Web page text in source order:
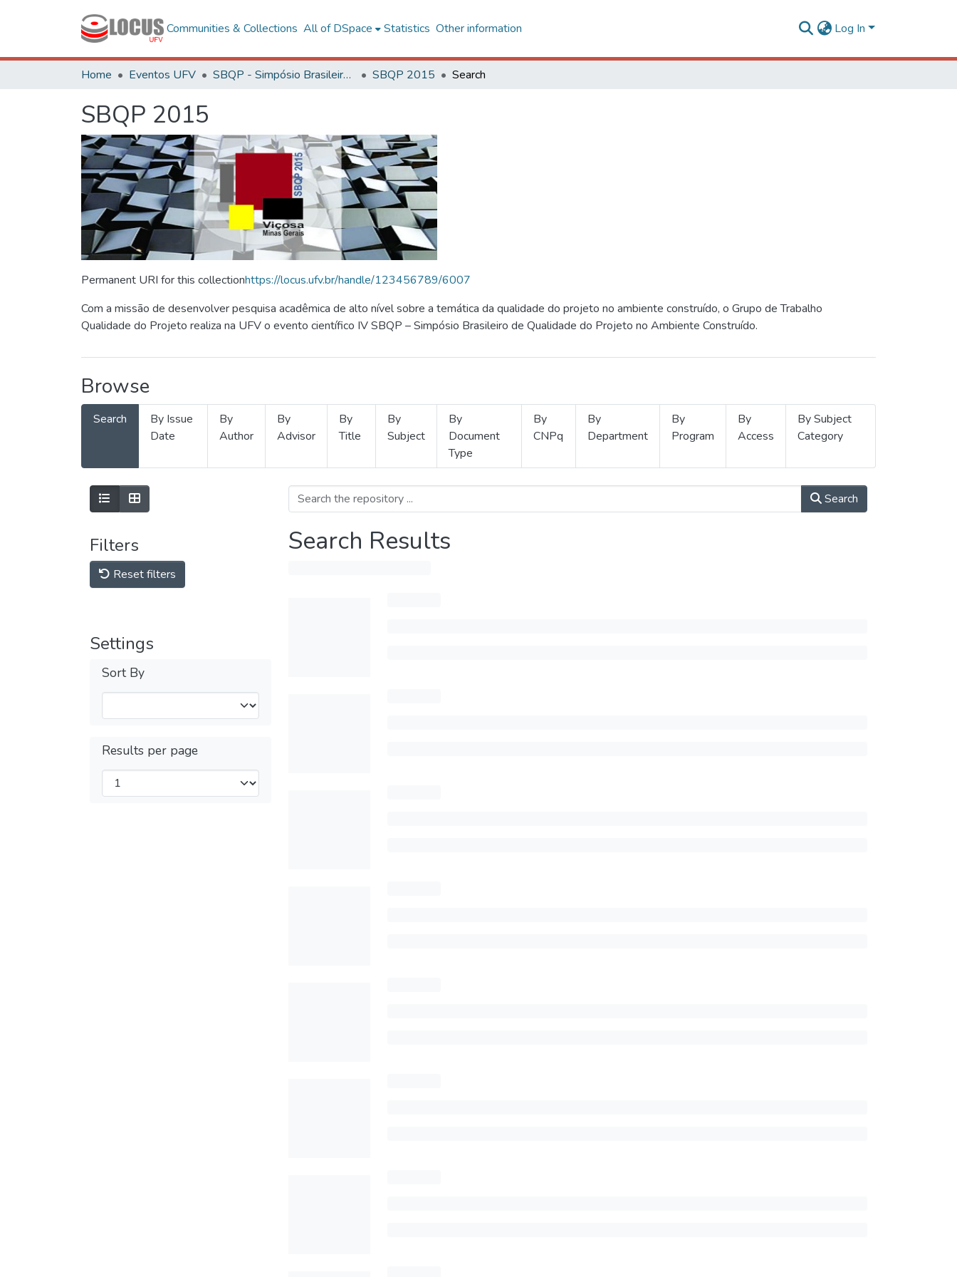
Communities & Collections All of DSpace Statistics Other information Log In
Home Eventos UFV SBQP - Simpósio Brasileiro de Qualidade do Projeto no Ambiente Construído SBQP 2015 Search
SBQP 2015
Permanent URI for this collectionhttps://locus.ufv.br/handle/123456789/6007
Com a missão de desenvolver pesquisa acadêmica de alto nível sobre a temática da qualidade do projeto no ambiente construído, o Grupo de Trabalho
Qualidade do Projeto realiza na UFV o evento científico IV SBQP – Simpósio Brasileiro de Qualidade do Projeto no Ambiente Construído.
Browse
Search
By Issue
Date
By
Author
By
Advisor
By
Title
By
Subject
By
Document
Type
By
CNPq
By
Department
By
Program
By
Access
By Subject
Category
Filters
Reset filters
Settings
Sort By
Results per page
Search
Search Results